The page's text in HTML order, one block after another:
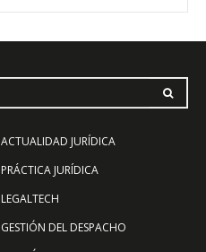
ACTUALIDAD JURÍDICA
PRÁCTICA JURÍDICA
LEGALTECH
GESTIÓN DEL DESPACHO